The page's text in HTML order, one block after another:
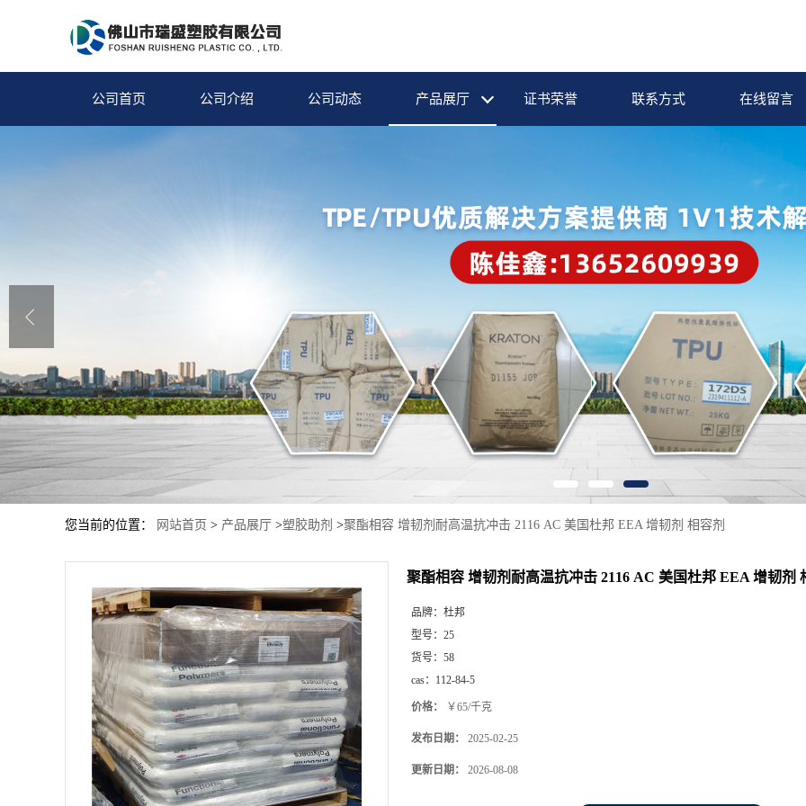
公司首页 公司介绍 公司动态 产品展厅 证书荣誉 联系方式 在线留言
您当前的位置： 网站首页 > 产品展厅 >塑胶助剂 >聚酯相容 增韧剂耐高温抗冲击 2116 AC 美国杜邦 EEA 增韧剂 相容剂
聚酯相容 增韧剂耐高温抗冲击 2116 AC 美国杜邦 EEA 增韧剂
品牌： 杜邦
型号： 25
货号： 58
cas： 112-84-5
价格： ￥65/千克
发布日期： 2025-02-25
更新日期： 2026-08-08